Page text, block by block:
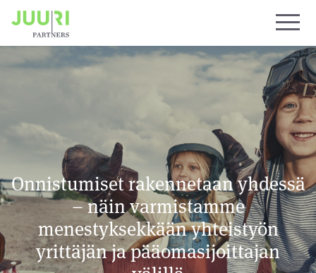
Onnistumiset rakennetaan yhdessä
– näin varmistamme
menestyksekkään yhteistyön
yrittäjän ja pääomasijoittajan